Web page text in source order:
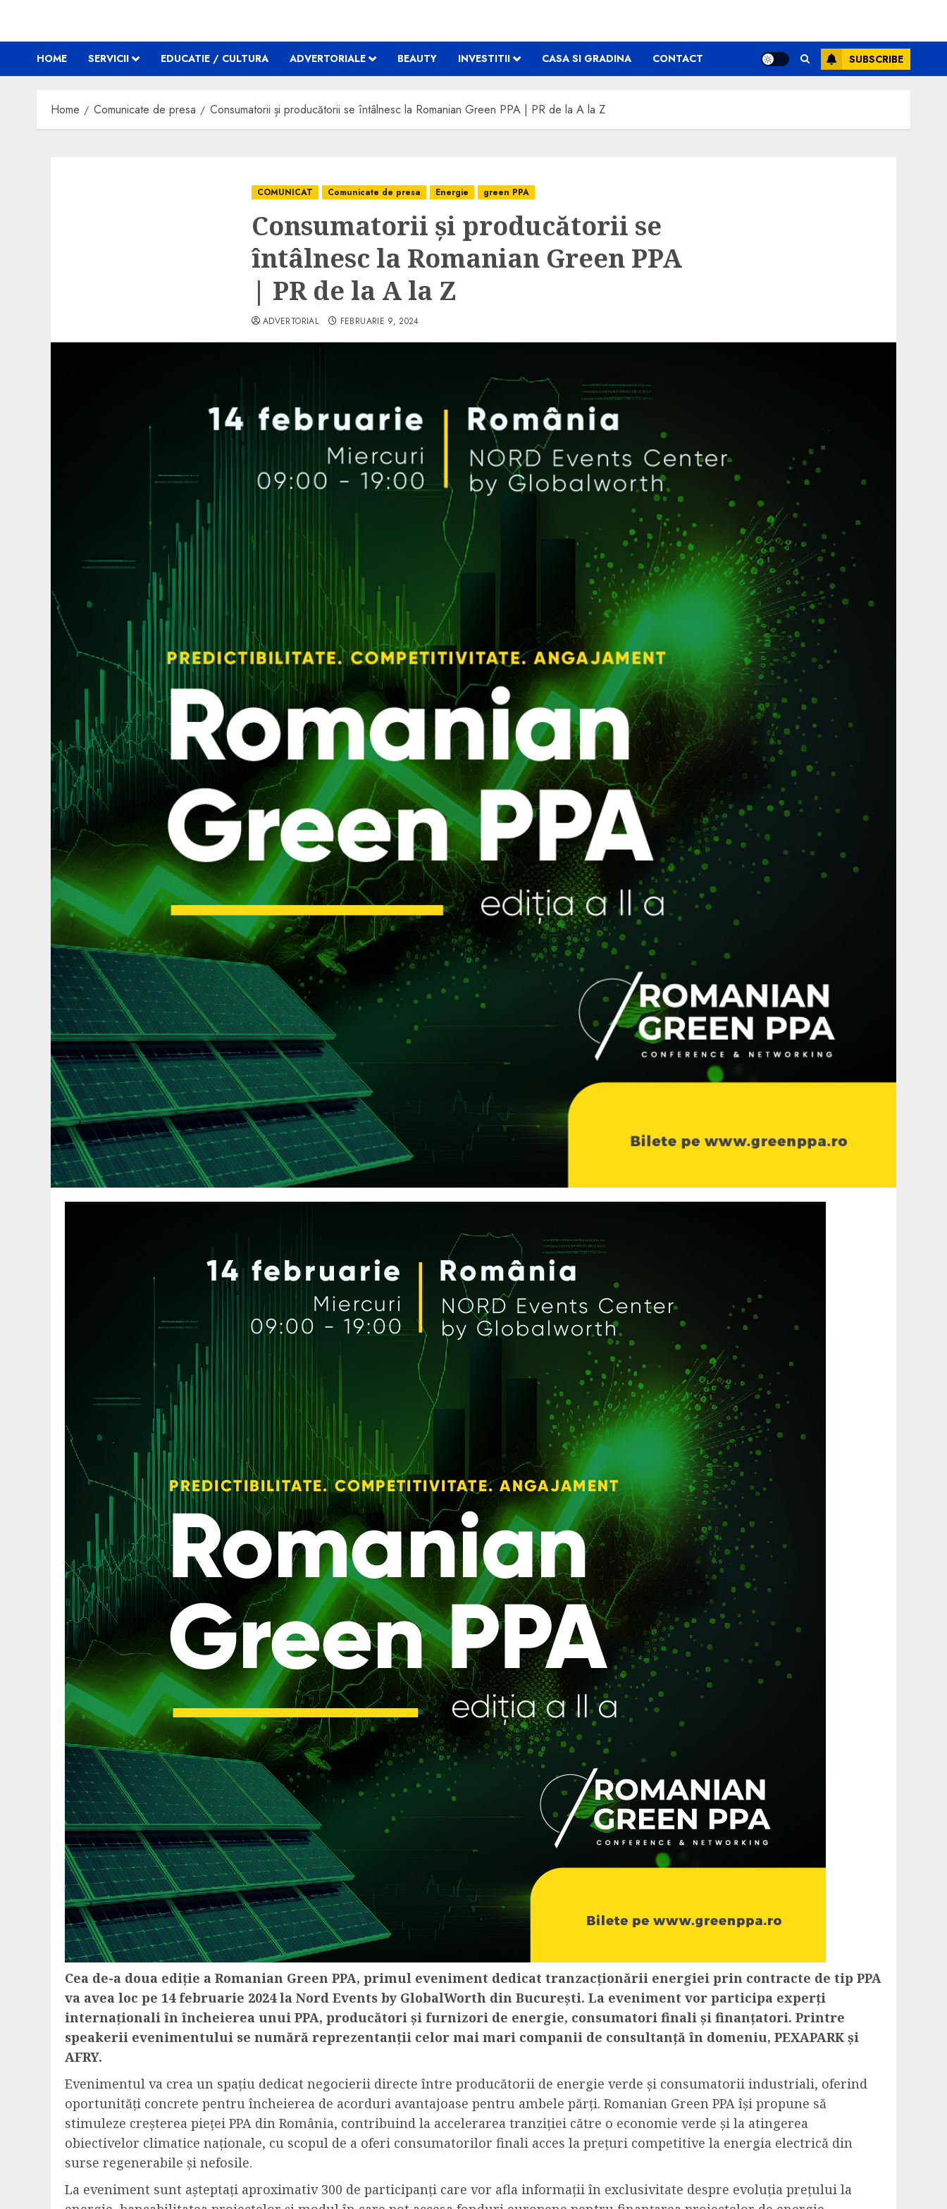
HOME SERVICII EDUCATIE / CULTURA ADVERTORIALE BEAUTY INVESTITII CASA SI GRADINA CONTACT SUBSCRIBE
Home Comunicate de presa Consumatorii și producătorii se întâlnesc la Romanian Green PPA | PR de la A la Z
COMUNICAT Comunicate de presa Energie green PPA
Consumatorii și producătorii se
întâlnesc la Romanian Green PPA
| PR de la A la Z
ADVERTORIAL FEBRUARIE 9, 2024
Cea de-a doua ediție a Romanian Green PPA, primul eveniment dedicat tranzacționării energiei prin contracte de tip PPA
va avea loc pe 14 februarie 2024 la Nord Events by GlobalWorth din București. La eveniment vor participa experți
internaționali în încheierea unui PPA, producători și furnizori de energie, consumatori finali și finanțatori. Printre
speakerii evenimentului se numără reprezentanții celor mai mari companii de consultanță în domeniu, PEXAPARK și
AFRY.
Evenimentul va crea un spațiu dedicat negocierii directe între producătorii de energie verde și consumatorii industriali, oferind
oportunități concrete pentru încheierea de acorduri avantajoase pentru ambele părți. Romanian Green PPA își propune să
stimuleze creșterea pieței PPA din România, contribuind la accelerarea tranziției către o economie verde și la atingerea
obiectivelor climatice naționale, cu scopul de a oferi consumatorilor finali acces la prețuri competitive la energia electrică din
surse regenerabile și nefosile.
La eveniment sunt așteptați aproximativ 300 de participanți care vor afla informații în exclusivitate despre evoluția prețului la